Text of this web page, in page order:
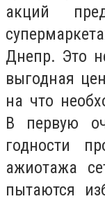
акций
Днепр. Это
выгодная
на что
В первую
годности
ажиотажа
пытаются